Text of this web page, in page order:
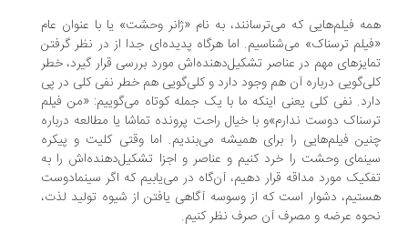
فیلم‌هایی که می‌ترسانند، به نام «ژانر وحشت» یا با عنوان عام
ترسناک» می‌شناسیم. اما هرگاه پدیده‌ای جدا از در نظر گرفتن
مهم در عناصر تشکیل‌دهنده‌اش مورد بررسی قرار گیرد، خطر
درباره آن هم وجود دارد و کلی‌گویی هم خطر نفی کلی در پی
نفی کلی یعنی اینکه ما با یک جمله کوتاه می‌گوییم: «من فیلم
دوست ندارم»و با خیال راحت پرونده تماشا یا مطالعه درباره
فیلم‌هایی را برای همیشه می‌بندیم. اما وقتی کلیت و پیکره
وحشت را خرد کنیم و عناصر و اجزا تشکیل‌دهنده‌اش را به
مورد مداقه قرار دهیم، آن‌گاه در می‌یابیم که اگر سینمادوست
دشوار است که از وسوسه آگاهی یافتن از شیوه تولید لذت،
عرضه و مصرف آن صرف نظر کنیم.